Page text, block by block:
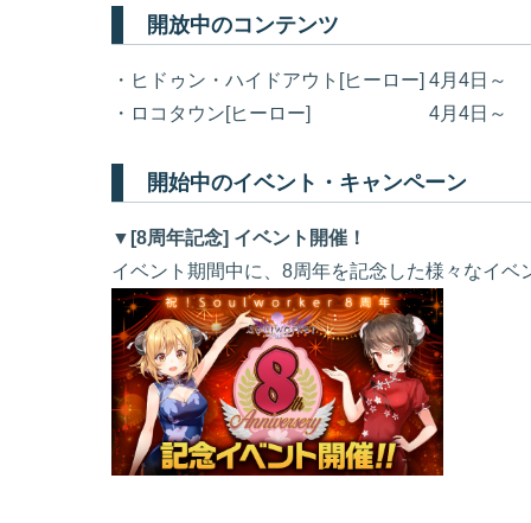
開放中のコンテンツ
・ヒドゥン・ハイドアウト[ヒーロー] 4月4日～
・ロコタウン[ヒーロー] 4月4日～
開始中のイベント・キャンペーン
▼[8周年記念] イベント開催！
イベント期間中に、8周年を記念した様々なイ